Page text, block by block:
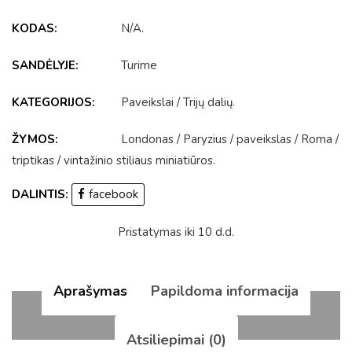
KODAS: N/A.
SANDĖLYJE: Turime
KATEGORIJOS: Paveikslai /Trijų dalių.
ŽYMOS: Londonas / Paryzius /paveikslas / Roma /
triptikas /vintažinio stiliaus miniatiūros.
DALINTIS: facebook
Pristatymas iki 10 d.d.
Aprašymas Papildoma informacija
Atsiliepimai (0)